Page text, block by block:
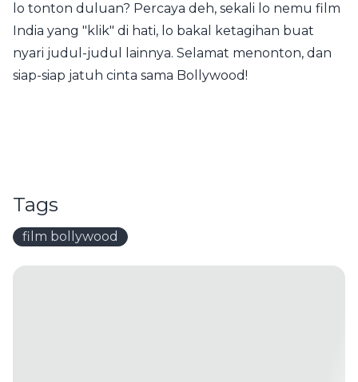
lo tonton duluan? Percaya deh, sekali lo nemu film
India yang "klik" di hati, lo bakal ketagihan buat
nyari judul-judul lainnya. Selamat menonton, dan
siap-siap jatuh cinta sama Bollywood!
Tags
film bollywood